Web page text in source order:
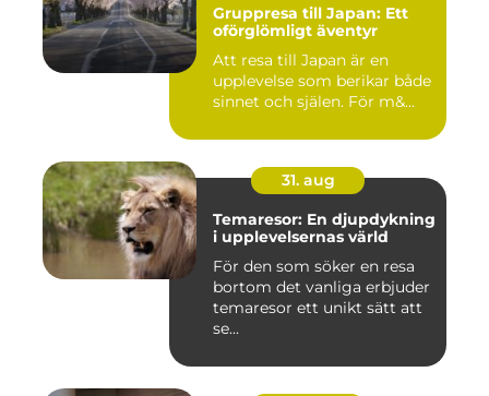
Gruppresa till Japan: Ett
oförglömligt äventyr
Att resa till Japan är en
upplevelse som berikar både
sinnet och själen. För m&...
31. aug
Temaresor: En djupdykning
i upplevelsernas värld
För den som söker en resa
bortom det vanliga erbjuder
temaresor ett unikt sätt att
se...